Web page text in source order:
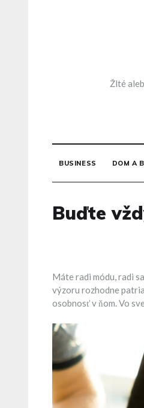
Žlté
BUSINESS DOM A
Buďte
Máte radi módu, radi
výzoru rozhodne
osobnosť v ňom. Vo